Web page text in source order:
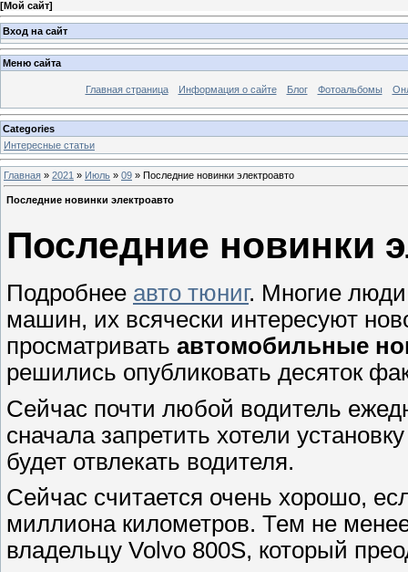
[Мой сайт]
Вход на сайт
Меню сайта
Главная страница Информация о сайте Блог Фотоальбомы
Categories
Интересные статьи
Главная » 2021 » Июль » 09 » Последние новинки электроавто
Последние новинки электроавто
Последние новинки
Подробнее авто тюниг. Многие
машин, их всячески интересуют
просматривать автомобильные
решились опубликовать десяток
Сейчас почти любой водитель
сначала запретить хотели
будет отвлекать водителя.
Сейчас считается очень хорошо,
миллиона километров. Тем не
владельцу Volvo 800S, который